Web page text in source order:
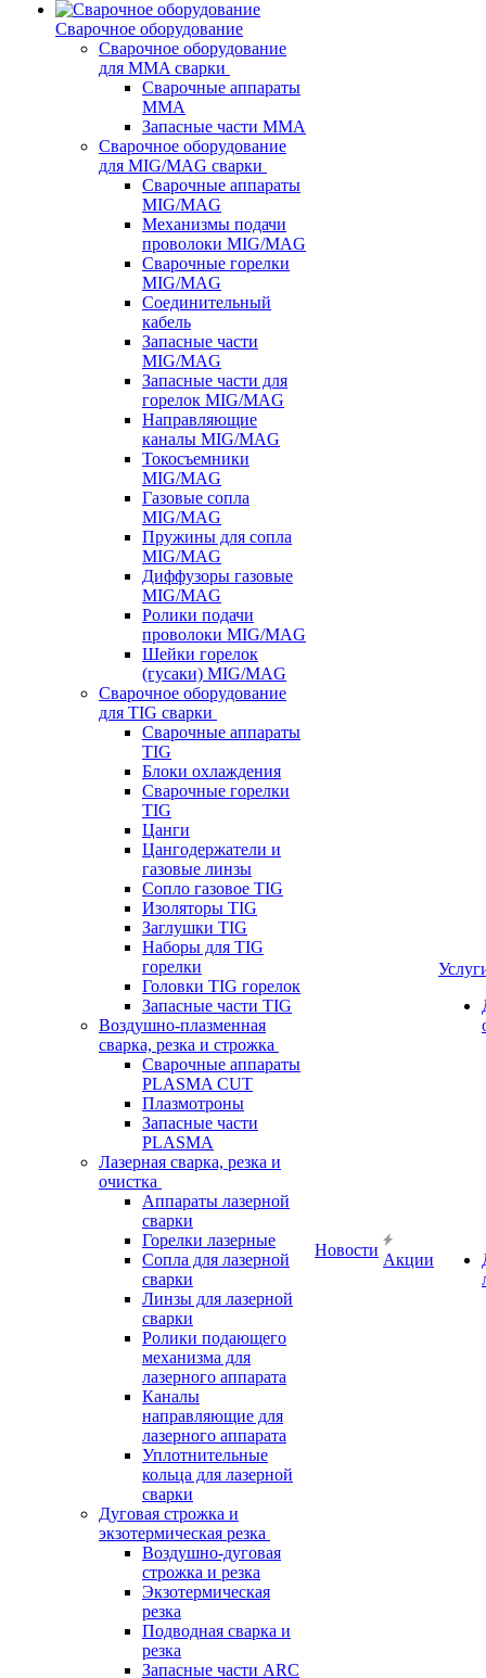
Сварочное оборудование
Сварочное оборудование
для MMA сварки
Сварочные аппараты
MMA
Запасные части MMA
Сварочное оборудование
для MIG/MAG сварки
Сварочные аппараты
MIG/MAG
Механизмы подачи
проволоки MIG/MAG
Сварочные горелки
MIG/MAG
Соединительный
кабель
Запасные части
MIG/MAG
Запасные части для
горелок MIG/MAG
Направляющие
каналы MIG/MAG
Токосъемники
MIG/MAG
Газовые сопла
MIG/MAG
Пружины для сопла
MIG/MAG
Диффузоры газовые
MIG/MAG
Ролики подачи
проволоки MIG/MAG
Шейки горелок
(гусаки) MIG/MAG
Сварочное оборудование
для TIG сварки
Сварочные аппараты
TIG
Блоки охлаждения
Сварочные горелки
TIG
Цанги
Цангодержатели и
газовые линзы
Сопло газовое TIG
Изоляторы TIG
Заглушки TIG
Наборы для TIG
горелки
Головки TIG горелок
Запасные части TIG
Воздушно-плазменная
сварка, резка и строжка
Сварочные аппараты
PLASMA CUT
Плазмотроны
Запасные части
PLASMA
Лазерная сварка, резка и
очистка
Аппараты лазерной
сварки
Горелки лазерные
Сопла для лазерной
сварки
Линзы для лазерной
сварки
Ролики подающего
механизма для
лазерного аппарата
Каналы
направляющие для
лазерного аппарата
Уплотнительные
кольца для лазерной
сварки
Дуговая строжка и
экзотермическая резка
Воздушно-дуговая
строжка и резка
Экзотермическая
резка
Подводная сварка и
резка
Запасные части ARC
Новости
Акции